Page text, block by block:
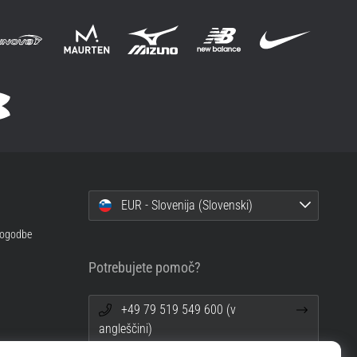
EUR - Slovenija (Slovenski)
Potrebujete pomoč?
+49 79 519 549 600 (v
angleščini)